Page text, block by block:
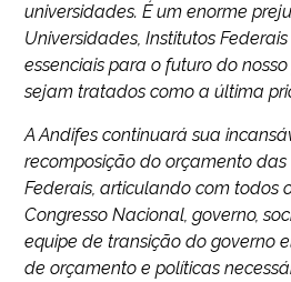
universidades. É um enorme
Universidades, Institutos
essenciais para o futuro do
sejam tratados como a última
A Andifes continuará sua
recomposição do orçamento
Federais, articulando com todos
Congresso Nacional, governo,
equipe de transição do governo
de orçamento e políticas